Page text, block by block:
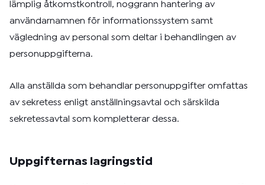
lämplig åtkomstkontroll, noggrann hantering av
användarnamnen för informationssystem samt
vägledning av personal som deltar i behandlingen av
personuppgifterna.
Alla anställda som behandlar personuppgifter omfattas
av sekretess enligt anställningsavtal och särskilda
sekretessavtal som kompletterar dessa.
Uppgifternas lagringstid